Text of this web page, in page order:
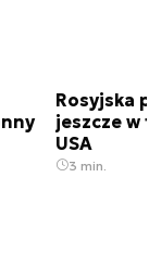
Rosyjska
jeszcze w
USA
3 min.